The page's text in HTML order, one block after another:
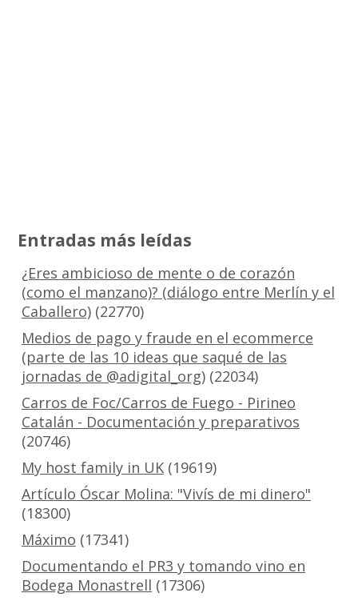
Entradas más leídas
¿Eres ambicioso de mente o de corazón
(como el manzano)? (diálogo entre Merlín y el
Caballero)(22770)
Medios de pago y fraude en el ecommerce
(parte de las 10 ideas que saqué de las
jornadas de @adigital_org)(22034)
Carros de Foc/Carros de Fuego - Pirineo
Catalán - Documentación y preparativos
(20746)
My host family in UK(19619)
Artículo Óscar Molina: "Vivís de mi dinero"
(18300)
Máximo (17341)
Documentando el PR3 y tomando vino en
Bodega Monastrell (17306)